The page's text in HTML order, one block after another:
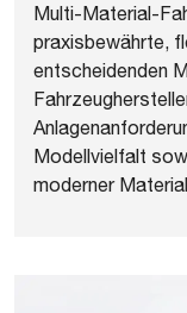
Multi-Material-
praxisbewährte,
entscheidenden
Modellvielfalt
moderner